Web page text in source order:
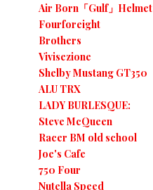
Air Born「Gulf」Helmet
Fourforeight
Brothers
Vivisezione
Shelby Mustang GT350
ALU TRX
LADY BURLESQUE:
Steve McQueen
Racer BM old school
Joe's Cafe
750 Four
Nutella Speed